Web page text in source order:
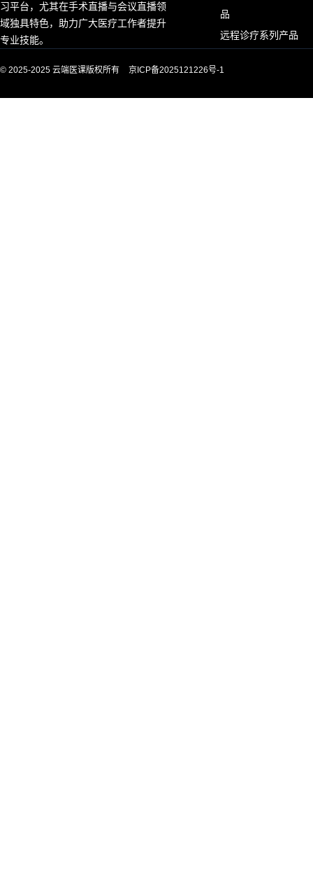
习平台，尤其在手术直播与会议直播领
域独具特色，助力广大医疗工作者提升
专业技能。
品
远程诊疗系列产品
© 2025-2025 云端医课版权所有 京ICP备2025121226号-1